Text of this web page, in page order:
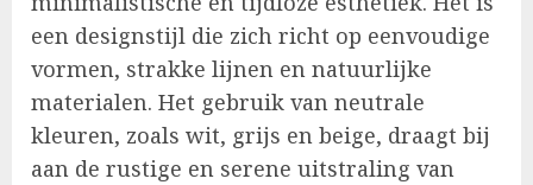
een designstijl die zich richt op eenvoudige
vormen, strakke lijnen en natuurlijke
materialen. Het gebruik van neutrale
kleuren, zoals wit, grijs en beige, draagt bij
aan de rustige en serene uitstraling van